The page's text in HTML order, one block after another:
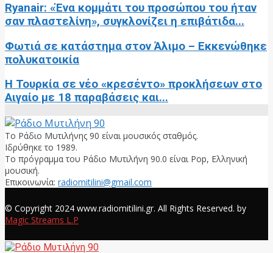
Ryanair: «Ένα κομμάτι του προσώπου του ήταν
σαν πλαστελίνη», συγκλονίζει η επιβάτιδα...
Φωτιά σε κατάστημα στον Άλιμο – Εκκενώθηκε
πολυκατοικία
Η Τουρκία σε νέο «κρεσέντο» προκλήσεων στο
Αιγαίο με 18 παραβάσεις και...
Το Ράδιο Μυτιλήνης 90 είναι μουσικός σταθμός.
Ιδρύθηκε το 1989.
Το πρόγραμμα του Ράδιο Μυτιλήνη 90.0 είναι Pop, Ελληνική
μουσική.
Επικοινωνία: radiomitilini@gmail.com
© Copyright 2024 www.radiomitilini.gr. All Rights Reserved. by
Magic Streams L.P